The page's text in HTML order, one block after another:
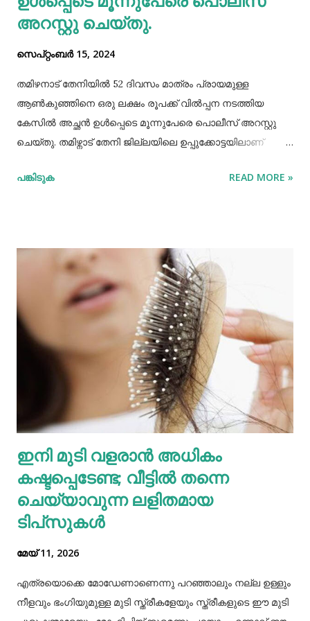
അറസ്റ്റു ചെയ്തു.
സെപ്റ്റംബർ 15, 2024
തമിഴനാട് തേനിയില്‍ 52 ദിവസം മാത്രം പ്രായമുള്ള
ആണ്‍കുഞ്ഞിനെ ഒരു ലക്ഷം രൂപക്ക് വില്‍പ്പന നടത്തിയ
കേസില്‍ അച്ഛൻ ഉള്‍പ്പെടെ മൂന്നുപേരെ പൊലീസ് അറസ്റ്റു
ചെയ്തു. തമിഴ്നാട് തേനി ജില്ലയിലെ ഉപ്പുക്കോട്ടയിലാണ്
സ്വദേശികളായ ദമ്ബതികളുമാണ് അറസ്റ്റിലായത്. തേനി
സമയവും മദ്യലഹരിയിലും. തന്‍റെ കുഞ്ഞിനെ ഒരു ലക്ഷം
രൂപക്ക് വില്‍പ്പന നടത്തിയതായി അച്ഛൻ
മദ്യലഹരിയിലിരിക്കെ സമീപവാസികളിലൊരാളോട് പറഞ്ഞു.
ഇതോടെയാണ് വിവരം പുറത്തറിഞ്ഞത്. തുടർന്ന്
അയല്‍വാസി പൊലീസിലും ചൈല്‍ഡ് ലൈനിലും വിവരം
അറിയിക്കുകയായിരുന്നു. പൊലീസെത്തി അച്ഛനെയും
അമ്മയെയും മുത്തശ്ശിയെയും ചോദ്യം ചെയ്തു.
മധുരയിലുള്ള ബന്ധുവിന് കുട്ടികളില്ലാത്തതിനാല്‍
വളർത്താൻ ഏല്‍പ്പിച്ചുവെന്നാണ് അച്ഛൻ പൊലീസിനോട്
ആദ്യം പറഞ്ഞത്. പോലീസ് മധുരയിലെത്തി പരിശോധന
നടത്തിയെങ്കിലും കുഞ്ഞ് അവിടെയില്ലെന്ന് കണ്ടെത്തി.
തുടർന്ന് അച്ഛനെ വീണ്ടും വിശദമായി ചോദ്യം ചെയ്തു.
തുടർന്ന് നടത...
പങ്കിടുക READ MORE »
ഇനി മുടി വളരാൻ അധികം
കഷ്ടപ്പെടേണ്ട; വീട്ടിൽ തന്നെ
ചെയ്യാവുന്ന ലളിതമായ
ടിപ്‌സുകൾ
മേയ് 11, 2026
എത്രയൊക്കെ മോഡേണാണെന്നു പറഞ്ഞാലും നല്ല ഉള്ളും
നീളവും ഭംഗിയുമുള്ള മുടി സ്ത്രീകളേയും സ്ത്രീകളുടെ ഈ മുടി